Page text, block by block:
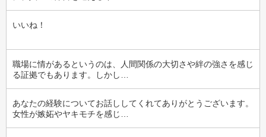
いいね！
職場に情があるというのは、人間関係の大切さや絆の強さを感じ
る証拠でもあります。しかし…
あなたの経験についてお話ししてくれてありがとうございます。
女性が嫉妬やヤキモチを感じ…